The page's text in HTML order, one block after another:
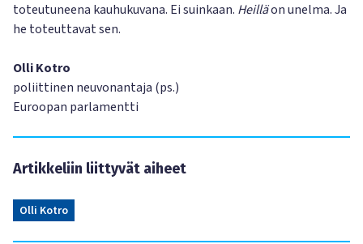
toteutuneena kauhukuvana. Ei suinkaan. Heilläon unelma. Ja
he toteuttavat sen.
Olli Kotro
poliittinen neuvonantaja (ps.)
Euroopan parlamentti
Artikkeliin liittyvät aiheet
Olli Kotro